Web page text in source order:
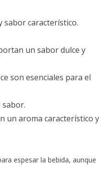
sabor característico.
un sabor dulce y
son esenciales para el
un aroma característico y
espesar la bebida, aunque